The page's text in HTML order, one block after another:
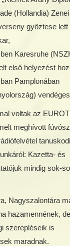
(Hollandia) Zenei
győztese lett
Karesruhe
első helyezést
Pamplonában
voltak az
meghívott
Kazetta- és
mindig sok-
Nagyszalontára
hazamennének,
szerepléseik is
maradnak.